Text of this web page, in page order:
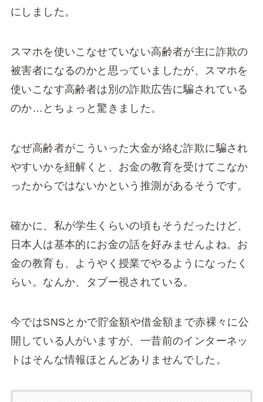
にしました。
スマホを使いこなせていない高齢者が主に詐欺の
被害者になるのかと思っていましたが、スマホを
使いこなす高齢者は別の詐欺広告に騙されている
のか…とちょっと驚きました。
なぜ高齢者がこういった大金が絡む詐欺に騙され
やすいかを紐解くと、お金の教育を受けてこなか
ったからではないかという推測があるそうです。
確かに、私が学生くらいの頃もそうだったけど、
日本人は基本的にお金の話を好みませんよね。お
金の教育も、ようやく授業でやるようになったく
らい。なんか、タブー視されている。
今ではSNSとかで貯金額や借金額まで赤裸々に公
開している人がいますが、一昔前のインターネッ
トはそんな情報ほとんどありませんでした。